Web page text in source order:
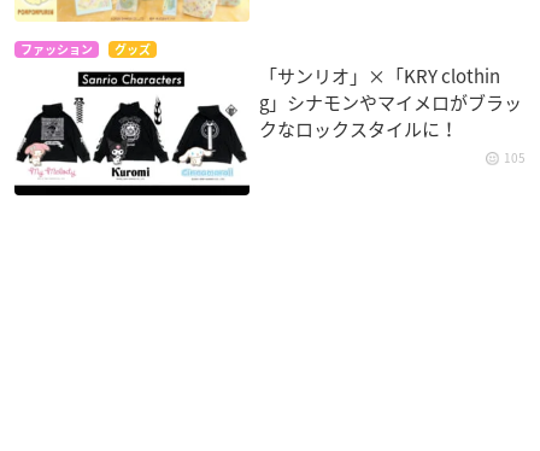
ファッション グッズ
「サンリオ」×「KRY clothin
g」シナモンやマイメロがブラッ
クなロックスタイルに！
105